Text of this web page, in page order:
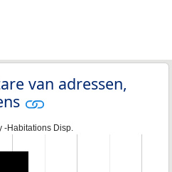
van adressen,
-Habitations Disp.